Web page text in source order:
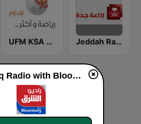
UFM KSA (يو إف إم) Jeddah Radio اذاعة جدة
Asharq Radio with Bloomberg